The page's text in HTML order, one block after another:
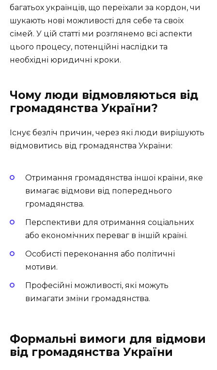
багатьох українців, що переїхали за кордон, чи
шукають нові можливості для себе та своїх
сімей. У цій статті ми розглянемо всі аспекти
цього процесу, потенційні наслідки та
необхідні юридичні кроки.
Чому люди відмовляються від
громадянства України?
Існує безліч причин, через які люди вирішують
відмовитись від громадянства України:
Отримання громадянства іншої країни, яке
вимагає відмови від попереднього
громадянства.
Перспективи для отримання соціальних
або економічних переваг в іншій країні.
Особисті переконання або політичні
мотиви.
Професійні можливості, які можуть
вимагати зміни громадянства.
Формальні вимоги для відмови
від громадянства України